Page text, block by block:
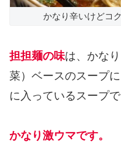
かなり辛いけどコ
担担麺の味は、かな
菜）ベースのスープ
に入っているスープで
かなり激ウマです。